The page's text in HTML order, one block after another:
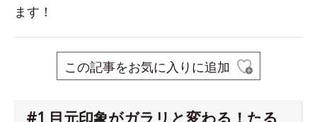
ます！
この記事をお気に入りに追加
#1 目元印象がガラリと変わる！たる